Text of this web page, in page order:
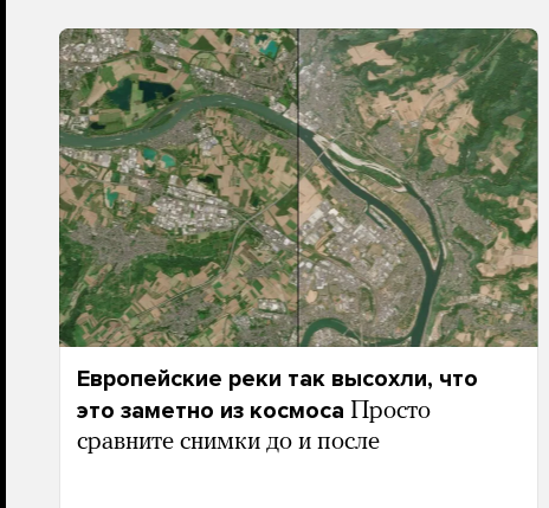
Европейские реки так высохли, что
это заметно из космоса Просто
сравните снимки до и после